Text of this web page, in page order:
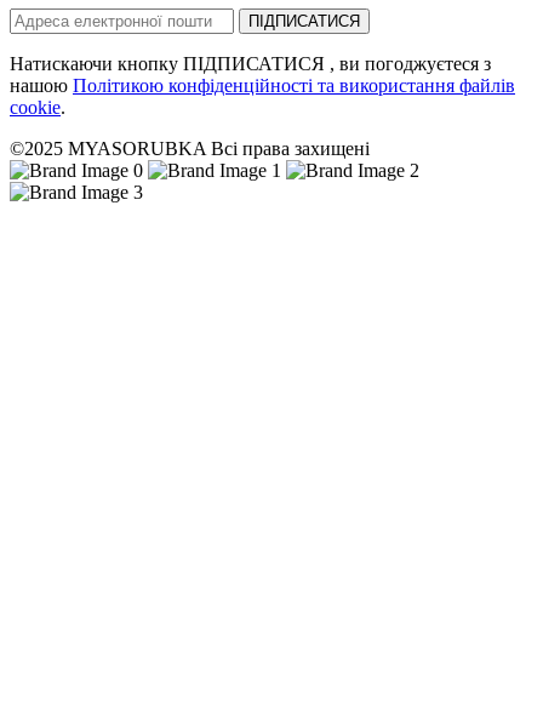
ПІДПИСАТИСЯ
Натискаючи кнопку ПІДПИСАТИСЯ , ви погоджуєтеся з
нашою Політикою конфіденційності та використання файлів
cookie.
©2025 MYASORUBKA Всі права захищені